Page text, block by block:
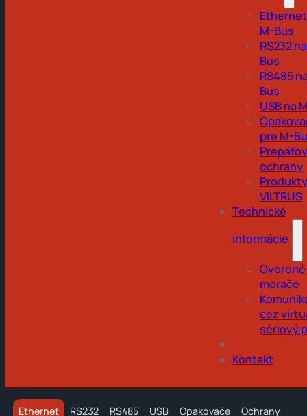
M-Bus
RS232
Bus
RS485
Bus
USB na
pre M-
ochrany
Produkty
VILTRUS
Technické
informácie
Overené
merače
cez
sériový
Kontakt
Ethernet RS232 RS485 USB Opakovače
Ochrany